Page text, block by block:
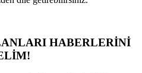
HABERLERİNİ